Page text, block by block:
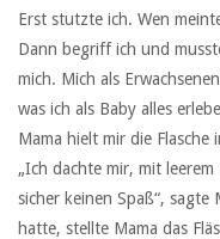
Erst stutzte ich. Wen
Dann begriff ich und
mich. Mich als
was ich als Baby alles
Mama hielt mir die
„Ich dachte mir, mit
sicher keinen Spaß“,
hatte, stellte Mama das